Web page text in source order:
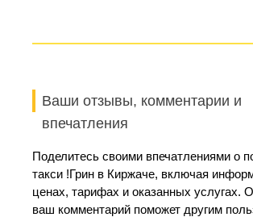
Ваши отзывы, комментарии и
впечатления
Поделитесь своими впечатлениями о
такси !Грин в Киржаче, включая
ценах, тарифах и оказанных услугах.
ваш комментарий поможет другим